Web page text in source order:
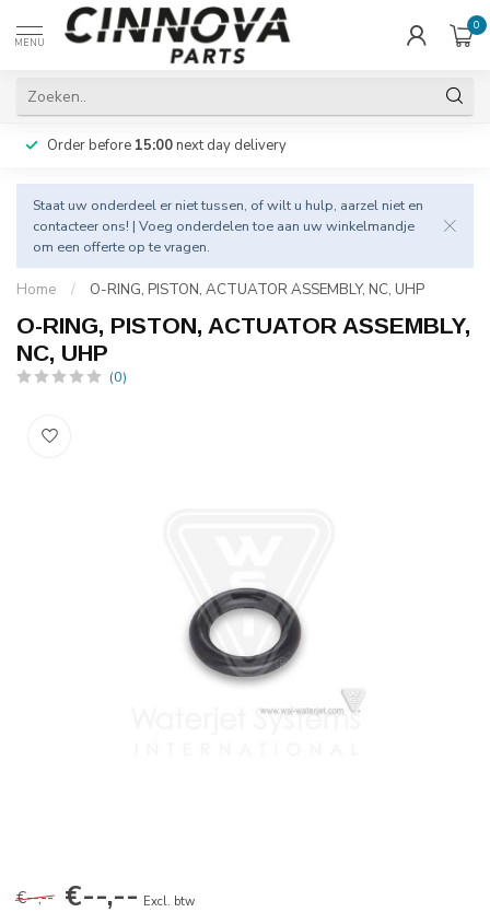
MENU
0
Order before 15:00next day delivery
Staat uw onderdeel er niet tussen, of wilt u hulp, aarzel niet en
contacteer ons! | Voeg onderdelen toe aan uw winkelmandje
om een offerte op te vragen.
Home / O-RING, PISTON, ACTUATOR ASSEMBLY, NC, UHP
O-RING, PISTON, ACTUATOR ASSEMBLY,
NC, UHP
(0)
€--,-- €--,-- Excl. btw